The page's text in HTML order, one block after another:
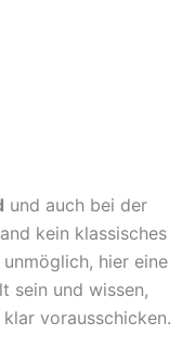
und auch bei der
kein klassisches
hier eine
sein und wissen,
vorausschicken.